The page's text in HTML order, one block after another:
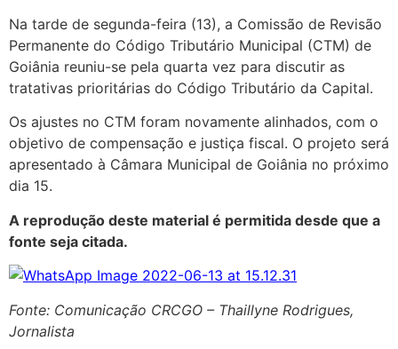
Na tarde de segunda-feira (13), a Comissão de Revisão
Permanente do Código Tributário Municipal (CTM) de
Goiânia reuniu-se pela quarta vez para discutir as
tratativas prioritárias do Código Tributário da Capital.
Os ajustes no CTM foram novamente alinhados, com o
objetivo de compensação e justiça fiscal. O projeto será
apresentado à Câmara Municipal de Goiânia no próximo
dia 15.
A reprodução deste material é permitida desde que a
fonte seja citada.
Fonte: Comunicação CRCGO – Thaillyne Rodrigues,
Jornalista